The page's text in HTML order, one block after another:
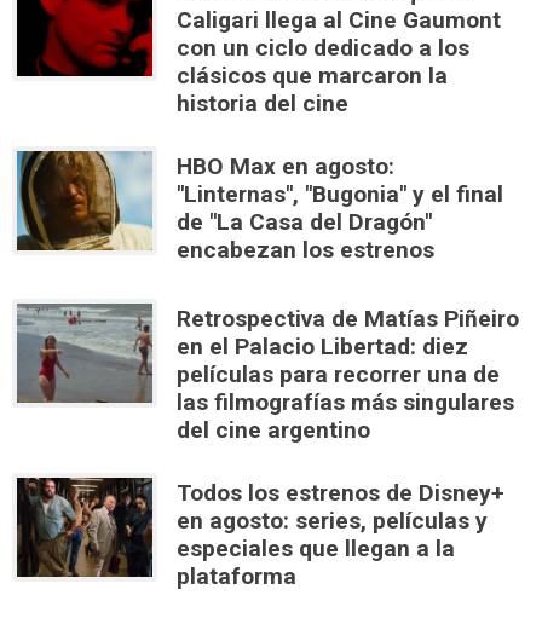
Caligari llega al Cine Gaumont
con un ciclo dedicado a los
clásicos que marcaron la
historia del cine
HBO Max en agosto:
"Linternas", "Bugonia" y el final
de "La Casa del Dragón"
encabezan los estrenos
Retrospectiva de Matías Piñeiro
en el Palacio Libertad: diez
películas para recorrer una de
las filmografías más singulares
del cine argentino
Todos los estrenos de Disney+
en agosto: series, películas y
especiales que llegan a la
plataforma